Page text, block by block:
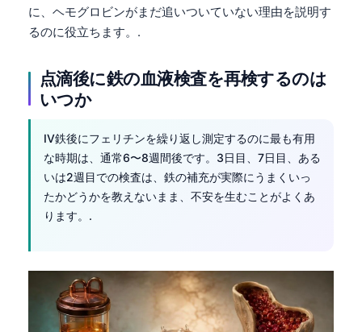
に、ヘモグロビンがまだ追いついていない理由を説明す
るのに役立ちます。.
点滴後に鉄の血液検査を再検するのは
いつか
IV鉄後にフェリチンを繰り返し測定するのに最も有用
な時期は、通常6〜8週間後です。3日目、7日目、ある
いは2週目での検査は、鉄の補充が実際にうまくいっ
たかどうかを教えないまま、不安を生むことがよくあ
ります。.